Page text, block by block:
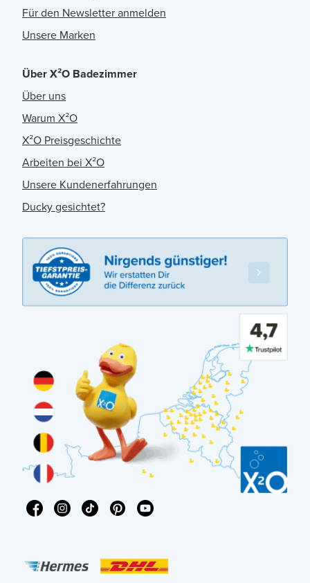
Für den Newsletter anmelden
Unsere Marken
Über X²O Badezimmer
Über uns
Warum X²O
X²O Preisgeschichte
Arbeiten bei X²O
Unsere Kundenerfahrungen
Ducky gesichtet?